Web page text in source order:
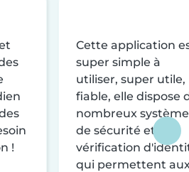
!
Cette application
super simple à
utiliser, super utile,
fiable, elle dispose
nombreux
de sécurité et de
vérification
qui permettent